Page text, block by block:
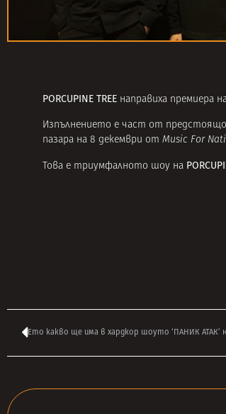
PORCUPINE TREE направиха премиера
Изпълнението е част от
пазара на 8 декември от Music For
Това е триумфалното шоу на
Ето какво ще има в хардкор шоуто ‘ПАНИК АТАК’